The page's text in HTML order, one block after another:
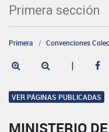
Primera sección
Primera Convenciones
|
VER PÁGINAS PUBLICADAS
MINISTERIO